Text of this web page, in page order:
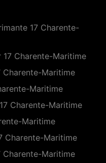
17 Charente-
Charente-Maritime
Charente-Maritime
Maritime
Charente-Maritime
Maritime
Charente-Maritime
Maritime